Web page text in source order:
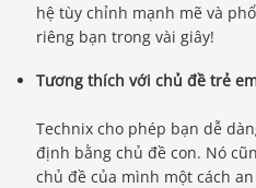
hệ tùy chỉnh mạnh mẽ và
riêng bạn trong vài giây!
Tương thích với chủ đề trẻ
Technix cho phép bạn dễ
định bằng chủ đề con. Nó
chủ đề của mình một cách